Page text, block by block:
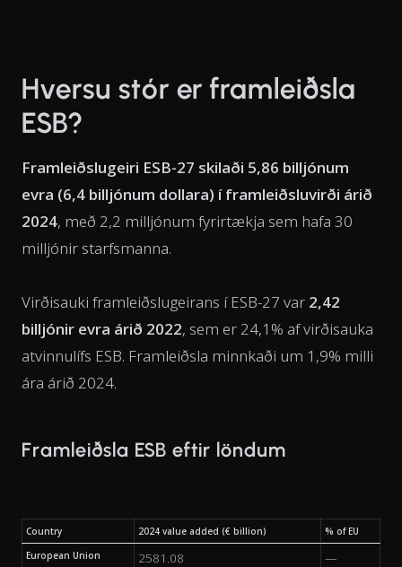
Hversu stór er framleiðsla
ESB?
Framleiðslugeiri ESB-27 skilaði 5,86 billjónum
evra (6,4 billjónum dollara) í framleiðsluvirði árið
2024, með 2,2 milljónum fyrirtækja sem hafa 30
milljónir starfsmanna.
Virðisauki framleiðslugeirans í ESB-27 var 2,42
billjónir evra árið 2022, sem er 24,1% af virðisauka
atvinnulífs ESB. Framleiðsla minnkaði um 1,9% milli
ára árið 2024.
Framleiðsla ESB eftir löndum
Country 2024 value added (€ billion)
% of EU
European Union
2581.08 —